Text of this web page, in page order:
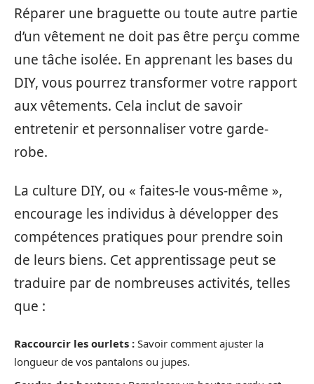
Réparer une braguette ou toute autre partie
d’un vêtement ne doit pas être perçu comme
une tâche isolée. En apprenant les bases du
DIY, vous pourrez transformer votre rapport
aux vêtements. Cela inclut de savoir
entretenir et personnaliser votre garde-
robe.
La culture DIY, ou « faites-le vous-même »,
encourage les individus à développer des
compétences pratiques pour prendre soin
de leurs biens. Cet apprentissage peut se
traduire par de nombreuses activités, telles
que :
Raccourcir les ourlets : Savoir comment ajuster la
longueur de vos pantalons ou jupes.